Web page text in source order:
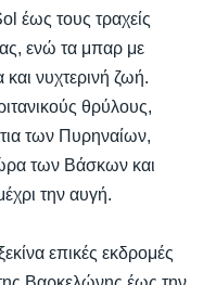
έως τους τραχείς
ενώ τα μπαρ με
νυχτερινή ζωή.
θρύλους,
των Πυρηναίων,
των Βάσκων και
την αυγή.
επικές εκδρομές